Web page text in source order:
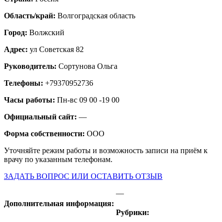
Область/край: Волгоградская область
Город: Волжский
Адрес: ул Советская 82
Руководитель: Сортунова Ольга
Телефоны: +79370952736
Часы работы: Пн-вс 09 00 -19 00
Официальный сайт: —
Форма собственности: ООО
Уточняйте режим работы и возможность записи на приём к
врачу по указанным телефонам.
ЗАДАТЬ ВОПРОС ИЛИ ОСТАВИТЬ ОТЗЫВ
Дополнительная информация:
—
Рубрики: